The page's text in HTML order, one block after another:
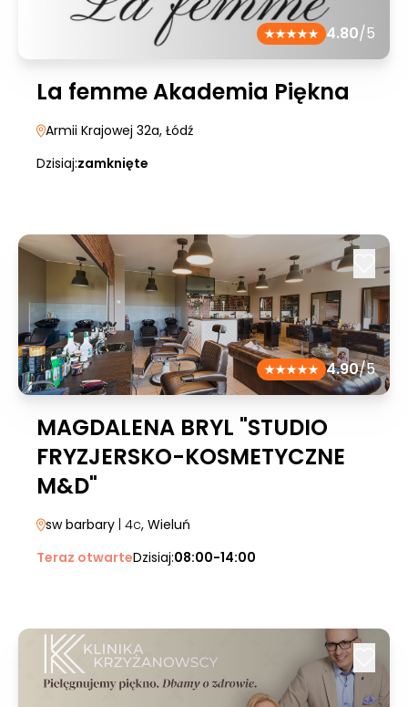
4.80/5
La femme Akademia Piękna
Armii Krajowej 32a, Łódź
Dzisiaj:zamknięte
4.90/5
MAGDALENA BRYL "STUDIO
FRYZJERSKO-KOSMETYCZNE
M&D"
sw barbary | 4c, Wieluń
Teraz otwarteDzisiaj:08:00-14:00